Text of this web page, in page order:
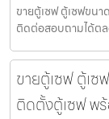
ขายตู้เซฟ ตู้เซฟขน
ติดต่อสอบถามได้ต
ขายตู้เซฟ ตู้เซ
ติดตั้งตู้เซฟ พ